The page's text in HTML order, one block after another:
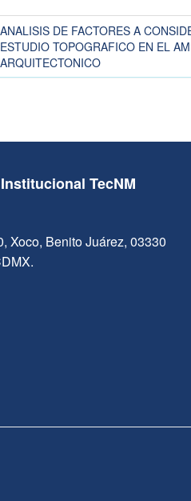
ANALISIS DE FACTORES A
ESTUDIO TOPOGRAFICO EN EL
ARQUITECTONICO
TecNM
Xoco, Benito Juárez, 03330